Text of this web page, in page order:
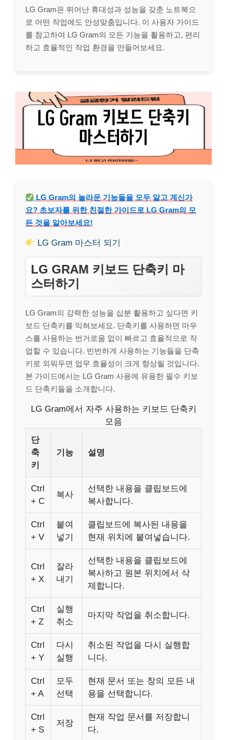
LG Gram은 뛰어난 휴대성과 성능을 갖춘 노트북으
로 어떤 작업에도 안성맞춤입니다. 이 사용자 가이드
를 참고하여 LG Gram의 모든 기능을 활용하고, 편리
하고 효율적인 작업 환경을 만들어보세요.
LG Gram의 놀라운 기능들을 모두 알고 계신가
요? 초보자를 위한 친절한 가이드로 LG Gram의 모
든 것을 알아보세요!
LG Gram 마스터 되기
LG GRAM 키보드 단축키 마
스터하기
LG Gram의 강력한 성능을 십분 활용하고 싶다면 키
보드 단축키를 익혀보세요. 단축키를 사용하면 마우
스를 사용하는 번거로움 없이 빠르고 효율적으로 작
업할 수 있습니다. 빈번하게 사용하는 기능들을 단축
키로 외워두면 업무 효율성이 크게 향상될 것입니다.
본 가이드에서는 LG Gram 사용에 유용한 필수 키보
드 단축키들을 소개합니다.
LG Gram에서 자주 사용하는 키보드 단축키
모음
단
축
키
기능 설명
Ctrl
+ C
복사
선택한 내용을 클립보드에
복사합니다.
Ctrl
+ V
붙여
넣기
클립보드에 복사된 내용을
현재 위치에 붙여넣습니다.
Ctrl
+ X
잘라
내기
선택한 내용을 클립보드에
복사하고 원본 위치에서 삭
제합니다.
Ctrl
+ Z
실행
취소
마지막 작업을 취소합니다.
Ctrl
+ Y
다시
실행
취소된 작업을 다시 실행합
니다.
Ctrl
+ A
모두
선택
현재 문서 또는 창의 모든 내
용을 선택합니다.
Ctrl
+ S
저장
현재 작업 문서를 저장합니
다.